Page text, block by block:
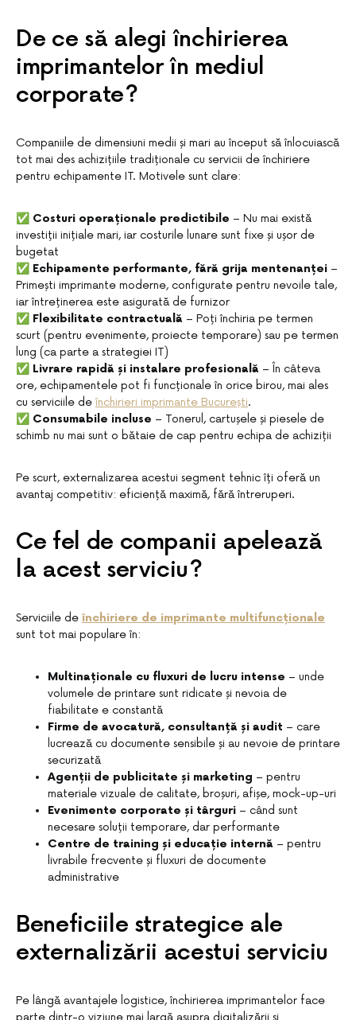
De ce să alegi închirierea
imprimantelor în mediul
corporate?
Companiile de dimensiuni medii și mari au început să înlocuiască
tot mai des achizițiile tradiționale cu servicii de închiriere
pentru echipamente IT. Motivele sunt clare:
✅ Costuri operaționale predictibile – Nu mai există
investiții inițiale mari, iar costurile lunare sunt fixe și ușor de
bugetat
✅ Echipamente performante, fără grija mentenanței –
Primești imprimante moderne, configurate pentru nevoile tale,
iar întreținerea este asigurată de furnizor
✅ Flexibilitate contractuală – Poți închiria pe termen
scurt (pentru evenimente, proiecte temporare) sau pe termen
lung (ca parte a strategiei IT)
✅ Livrare rapidă și instalare profesională – În câteva
ore, echipamentele pot fi funcționale în orice birou, mai ales
cu serviciile de închirieri imprimante București.
✅ Consumabile incluse – Tonerul, cartușele și piesele de
schimb nu mai sunt o bătaie de cap pentru echipa de achiziții
Pe scurt, externalizarea acestui segment tehnic îți oferă un
avantaj competitiv: eficiență maximă, fără întreruperi.
Ce fel de companii apelează
la acest serviciu?
Serviciile de închiriere de imprimante multifuncționale
sunt tot mai populare în:
Multinaționale cu fluxuri de lucru intense – unde
volumele de printare sunt ridicate și nevoia de
fiabilitate e constantă
Firme de avocatură, consultanță și audit – care
lucrează cu documente sensibile și au nevoie de printare
securizată
Agenții de publicitate și marketing – pentru
materiale vizuale de calitate, broșuri, afișe, mock-up-uri
Evenimente corporate și târguri – când sunt
necesare soluții temporare, dar performante
Centre de training și educație internă – pentru
livrabile frecvente și fluxuri de documente
administrative
Beneficiile strategice ale
externalizării acestui serviciu
Pe lângă avantajele logistice, închirierea imprimantelor face